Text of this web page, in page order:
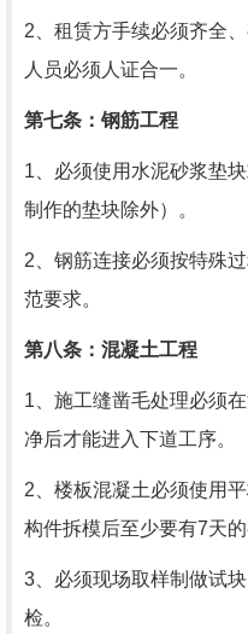
2、租赁方手续必须齐全
人员必须人证合一。
第七条：钢筋工程
1、必须使用水泥砂浆垫
制作的垫块除外）。
2、钢筋连接必须按特殊
范要求。
第八条：混凝土工程
1、施工缝凿毛处理必须
净后才能进入下道工序。
2、楼板混凝土必须使用
构件拆模后至少要有7天
3、必须现场取样制做试
检。